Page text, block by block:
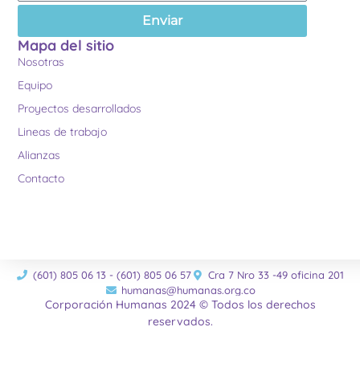
Enviar
Mapa del sitio
Nosotras
Equipo
Proyectos desarrollados
Lineas de trabajo
Alianzas
Contacto
(601) 805 06 13 - (601) 805 06 57
Cra 7 Nro 33 -49 oficina 201
humanas@humanas.org.co
Corporación Humanas 2024 © Todos los derechos
reservados.